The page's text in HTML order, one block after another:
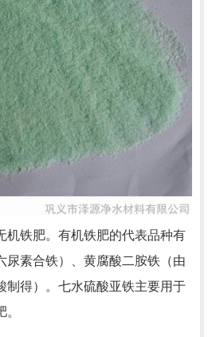
机铁肥。有机铁肥的代表品种有
尿素合铁）、黄腐酸二胺铁（由
制得）。七水硫酸亚铁主要用于